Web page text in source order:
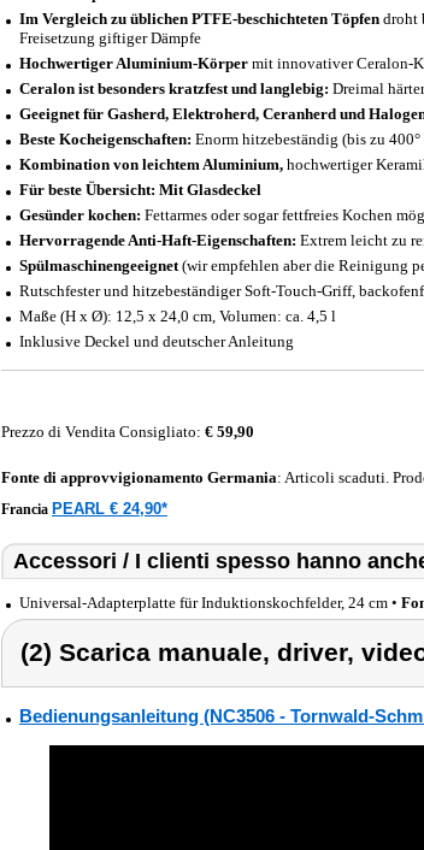
Im Vergleich zu üblichen PTFE-beschichteten Töpfen droht
Freisetzung giftiger Dämpfe
Hochwertiger Aluminium-Körper mit innovativer Ceralon-
Ceralon ist besonders kratzfest und langlebig: Dreimal
Geeignet für Gasherd, Elektroherd, Ceranherd und
Beste Kocheigenschaften: Enorm hitzebeständig (bis zu 400°
Kombination von leichtem Aluminium, hochwertiger
Für beste Übersicht: Mit Glasdeckel
Gesünder kochen: Fettarmes oder sogar fettfreies Kochen
Hervorragende Anti-Haft-Eigenschaften: Extrem leicht zu
Spülmaschinengeeignet (wir empfehlen aber die Reinigung
Rutschfester und hitzebeständiger Soft-Touch-Griff,
Maße (H x Ø): 12,5 x 24,0 cm, Volumen: ca. 4,5 l
Inklusive Deckel und deutscher Anleitung
Prezzo di Vendita Consigliato: € 59,90
Fonte di approvvigionamento Germania: Articoli scaduti.
Francia PEARL € 24,90*
Accessori / I clienti spesso hanno
Universal-Adapterplatte für Induktionskochfelder, 24 cm •
(2) Scarica manuale, driver,
Bedienungsanleitung (NC3506 - Tornwald-